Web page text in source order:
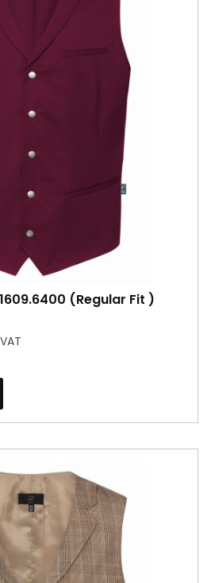
(Regular Fit )
VAT